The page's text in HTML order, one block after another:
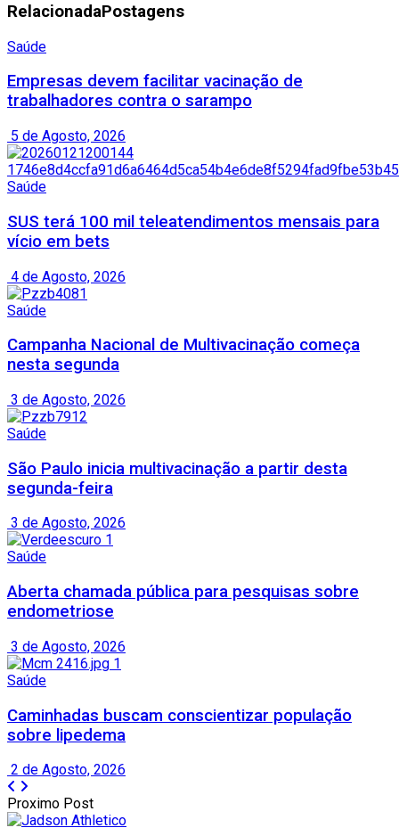
RelacionadaPostagens
Saúde
Empresas devem facilitar vacinação de
trabalhadores contra o sarampo
5 de Agosto, 2026
Saúde
SUS terá 100 mil teleatendimentos mensais para
vício em bets
4 de Agosto, 2026
Saúde
Campanha Nacional de Multivacinação começa
nesta segunda
3 de Agosto, 2026
Saúde
São Paulo inicia multivacinação a partir desta
segunda-feira
3 de Agosto, 2026
Saúde
Aberta chamada pública para pesquisas sobre
endometriose
3 de Agosto, 2026
Saúde
Caminhadas buscam conscientizar população
sobre lipedema
2 de Agosto, 2026
Proximo Post